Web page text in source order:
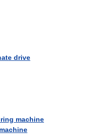
drive
machine